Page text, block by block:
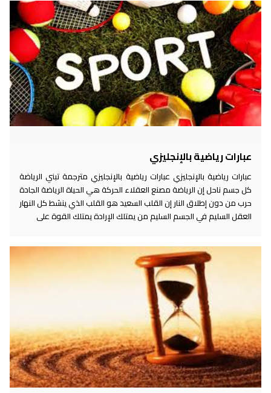
عبارات رياضية بالإنجليزي
عبارات رياضية بالإنجليزي عبارات رياضية بالإنجليزي مترجمة تبني الرياضة
كل جسم ناحل إن الرياضة مصنع العقلاء الحركة هي الحياة الرياضة الجادة
حرب من دون إطلاق النار إن القلب السعيد هو القلب الذي ينشط كل النهار
العقل السليم في الجسم السليم من يمتلك الإرادة يمتلك القوة على